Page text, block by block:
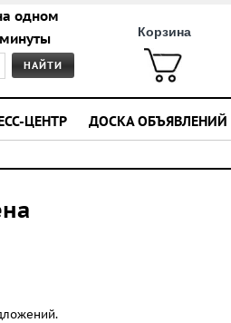
одном
Корзина
ЦЕНТР ДОСКА ОБЪЯВЛЕНИЙ